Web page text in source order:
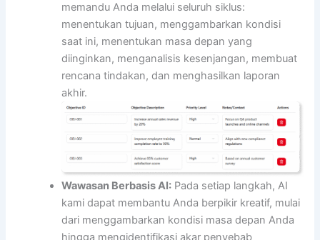
memandu Anda melalui seluruh siklus:
menentukan tujuan, menggambarkan kondisi
saat ini, menentukan masa depan yang
diinginkan, menganalisis kesenjangan, membuat
rencana tindakan, dan menghasilkan laporan
akhir.
Wawasan Berbasis AI: Pada setiap langkah, AI
kami dapat membantu Anda berpikir kreatif, mulai
dari menggambarkan kondisi masa depan Anda
hingga mengidentifikasi akar penyebab